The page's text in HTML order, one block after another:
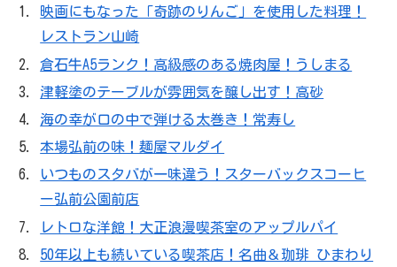
映画にもなった「奇跡のりんご」を使用した料理！
レストラン山崎
倉石牛A5ランク！高級感のある焼肉屋！うしまる
津軽塗のテーブルが雰囲気を醸し出す！高砂
海の幸が口の中で弾ける太巻き！常寿し
本場弘前の味！麺屋マルダイ
いつものスタバが一味違う！スターバックスコーヒ
ー弘前公園前店
レトロな洋館！大正浪漫喫茶室のアップルパイ
50年以上も続いている喫茶店！名曲＆珈琲 ひまわり